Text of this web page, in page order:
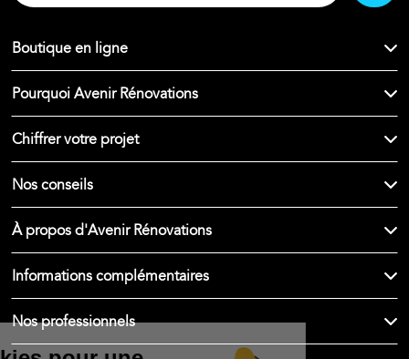
Boutique en ligne
Pourquoi Avenir Rénovations
Chiffrer votre projet
Nos conseils
À propos d'Avenir Rénovations
Informations complémentaires
Nos professionnels